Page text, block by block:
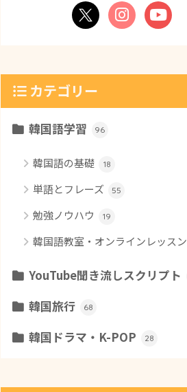
カテゴリー
韓国語学習 96
韓国語の基礎 18
単語とフレーズ 55
勉強ノウハウ 19
韓国語教室・オンラインレッスン
YouTube聞き流しスクリプト
韓国旅行 68
韓国ドラマ・K-POP 28